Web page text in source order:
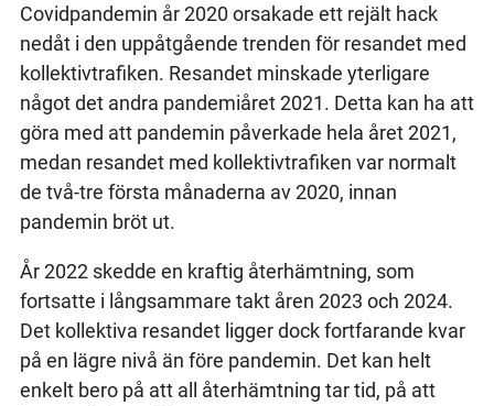
Covidpandemin år 2020 orsakade ett rejält hack
nedåt i den uppåtgående trenden för resandet med
kollektivtrafiken. Resandet minskade yterligare
något det andra pandemiåret 2021. Detta kan ha att
göra med att pandemin påverkade hela året 2021,
medan resandet med kollektivtrafiken var normalt
de två-tre första månaderna av 2020, innan
pandemin bröt ut.
År 2022 skedde en kraftig återhämtning, som
fortsatte i långsammare takt åren 2023 och 2024.
Det kollektiva resandet ligger dock fortfarande kvar
på en lägre nivå än före pandemin. Det kan helt
enkelt bero på att all återhämtning tar tid, på att